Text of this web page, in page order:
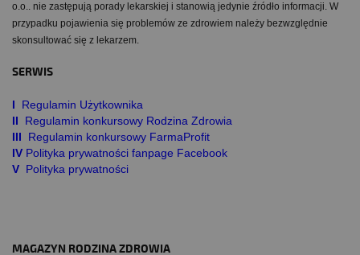
o.o.. nie zastępują porady lekarskiej i stanowią jedynie źródło informacji. W
przypadku pojawienia się problemów ze zdrowiem należy bezwzględnie
skonsultować się z lekarzem.
SERWIS
I Regulamin Użytkownika
II
Regulamin konkursowy Rodzina Zdrowia
III
Regulamin konkursowy FarmaProfit
IV Polityka prywatności fanpage Facebook
V Polityka prywatności
MAGAZYN RODZINA ZDROWIA